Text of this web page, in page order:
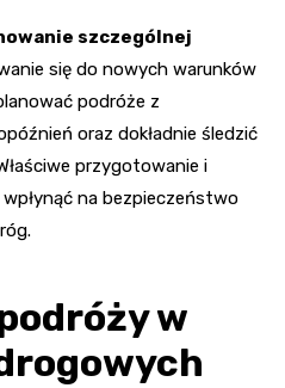
szczególnej
się do nowych warunków
podróże z
oraz dokładnie śledzić
przygotowanie i
na bezpieczeństwo
w